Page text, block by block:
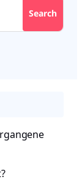
Search